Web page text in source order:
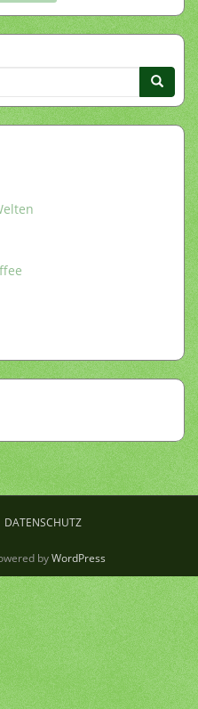
DATENSCHUTZ
byWordPress